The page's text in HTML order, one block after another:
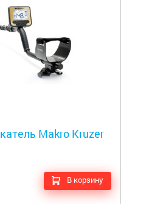
Makro Kruzer
В корзину